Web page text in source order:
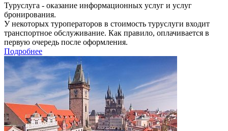
Туруслуга - оказание информационных услуг и услуг
бронирования.
У некоторых туроператоров в стоимость туруслуги входит
транспортное обслуживание. Как правило, оплачивается в
первую очередь после оформления.
Подробнее